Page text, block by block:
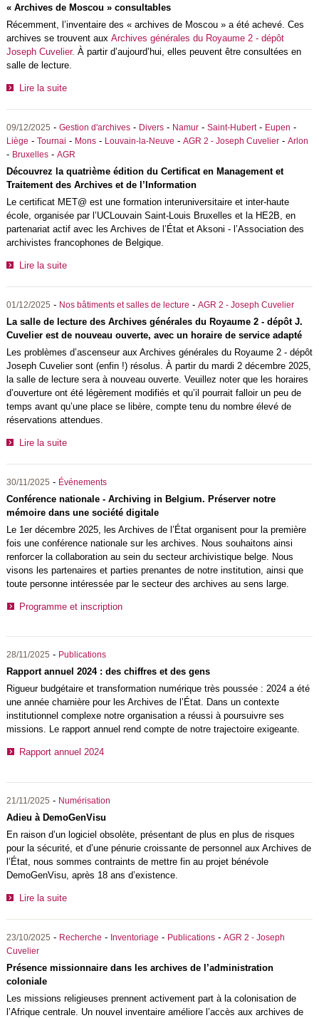
« Archives de Moscou » consultables
Récemment, l’inventaire des « archives de Moscou » a été achevé. Ces
archives se trouvent aux Archives générales du Royaume 2 - dépôt
Joseph Cuvelier. À partir d’aujourd’hui, elles peuvent être consultées en
salle de lecture.
Lire la suite
09/12/2025 - Gestion d'archives- Divers- Namur- Saint-Hubert- Eupen -
Liège - Tournai - Mons- Louvain-la-Neuve - AGR 2 - Joseph Cuvelier- Arlon
- Bruxelles- AGR
Découvrez la quatrième édition du Certificat en Management et
Traitement des Archives et de l’Information
Le certificat MET@ est une formation interuniversitaire et inter-haute
école, organisée par l’UCLouvain Saint-Louis Bruxelles et la HE2B, en
partenariat actif avec les Archives de l’État et Aksoni - l’Association des
archivistes francophones de Belgique.
Lire la suite
01/12/2025 - Nos bâtiments et salles de lecture - AGR 2 - Joseph Cuvelier
La salle de lecture des Archives générales du Royaume 2 - dépôt J.
Cuvelier est de nouveau ouverte, avec un horaire de service adapté
Les problèmes d’ascenseur aux Archives générales du Royaume 2 - dépôt
Joseph Cuvelier sont (enfin !) résolus. À partir du mardi 2 décembre 2025,
la salle de lecture sera à nouveau ouverte. Veuillez noter que les horaires
d’ouverture ont été légèrement modifiés et qu’il pourrait falloir un peu de
temps avant qu’une place se libère, compte tenu du nombre élevé de
réservations attendues.
Lire la suite
30/11/2025 - Événements
Conférence nationale - Archiving in Belgium. Préserver notre
mémoire dans une société digitale
Le 1er décembre 2025, les Archives de l’État organisent pour la première
fois une conférence nationale sur les archives. Nous souhaitons ainsi
renforcer la collaboration au sein du secteur archivistique belge. Nous
visons les partenaires et parties prenantes de notre institution, ainsi que
toute personne intéressée par le secteur des archives au sens large.
Programme et inscription
28/11/2025 - Publications
Rapport annuel 2024 : des chiffres et des gens
Rigueur budgétaire et transformation numérique très poussée : 2024 a été
une année charnière pour les Archives de l’État. Dans un contexte
institutionnel complexe notre organisation a réussi à poursuivre ses
missions. Le rapport annuel rend compte de notre trajectoire exigeante.
Rapport annuel 2024
21/11/2025 - Numérisation
Adieu à DemoGenVisu
En raison d’un logiciel obsolète, présentant de plus en plus de risques
pour la sécurité, et d’une pénurie croissante de personnel aux Archives de
l’État, nous sommes contraints de mettre fin au projet bénévole
DemoGenVisu, après 18 ans d’existence.
Lire la suite
23/10/2025 - Recherche - Inventoriage - Publications- AGR 2 - Joseph
Cuvelier
Présence missionnaire dans les archives de l’administration
coloniale
Les missions religieuses prennent activement part à la colonisation de
l’Afrique centrale. Un nouvel inventaire améliore l’accès aux archives de